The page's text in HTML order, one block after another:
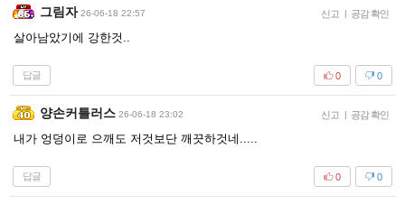
그림자 26-06-18 22:57 신고 | 공감 확인
살아남았기에 강한것..
답글 0
0
양손커틀러스 26-06-18 23:02 신고 | 공감 확인
내가 엉덩이로 으깨도 저것보단 깨끗하것네.....
답글 0
0